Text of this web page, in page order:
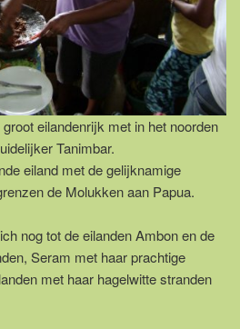
eilandenrijk met in het noorden
Tanimbar.
eiland met de gelijknamige
de Molukken aan Papua.
nog tot de eilanden Ambon en de
Seram met haar prachtige
met haar hagelwitte stranden